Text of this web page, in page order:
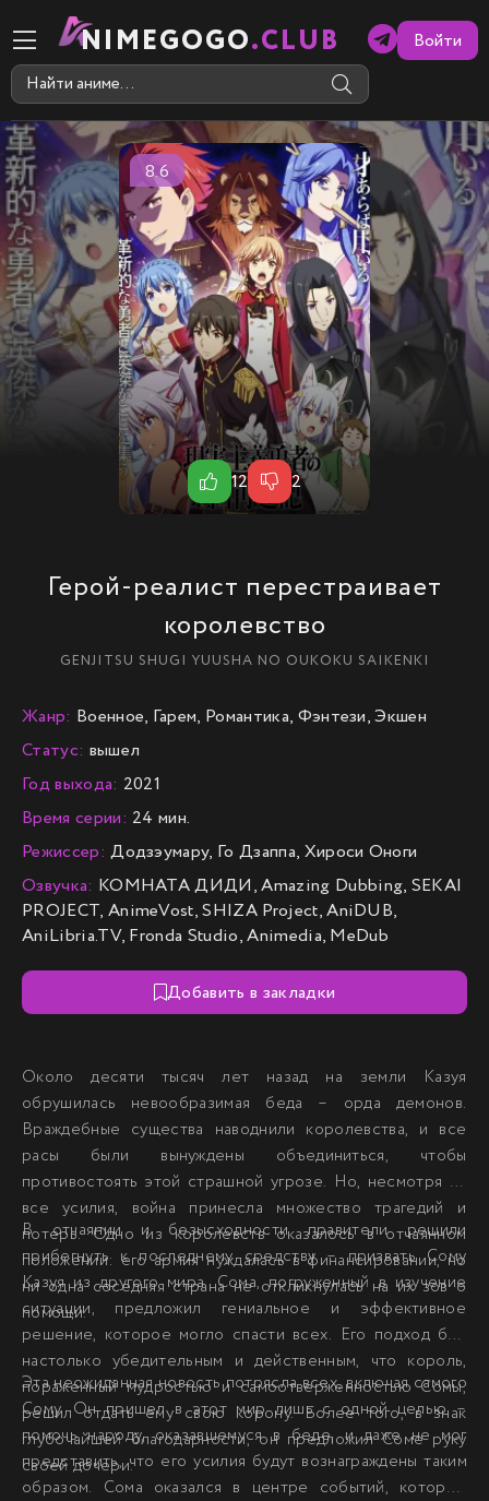
NIMEGOGO.CLUB Войти
Герой-реалист перестраивает
королевство
GENJITSU SHUGI YUUSHA NO OUKOKU SAIKENKI
8.6
12 2
Жанр: Военное, Гарем, Романтика, Фэнтези, Экшен
Статус: вышел
Год выхода: 2021
Время серии: 24 мин.
Режиссер: Додзэумару, Го Дзаппа, Хироси Оноги
Озвучка: КОМНАТА ДИДИ, Amazing Dubbing, SEKAI
PROJECT, AnimeVost, SHIZA Project, AniDUB,
AniLibria.TV, Fronda Studio, Animedia, MeDub
Добавить в закладки
Около десяти тысяч лет назад на земли Казуя
обрушилась невообразимая беда – орда демонов.
Враждебные существа наводнили королевства, и все
расы были вынуждены объединиться, чтобы
противостоять этой страшной угрозе. Но, несмотря на
все усилия, война принесла множество трагедий и
потерь. Одно из королевств оказалось в отчаянном
положении: его армия нуждалась в финансировании, но
ни одна соседняя страна не откликнулась на их зов о
помощи.
В отчаянии и безысходности правители решили
прибегнуть к последнему средству – призвать Сому
Казуя из другого мира. Сома, погруженный в изучение
ситуации, предложил гениальное и эффективное
решение, которое могло спасти всех. Его подход был
настолько убедительным и действенным, что король,
пораженный мудростью и самоотверженностью Сомы,
решил отдать ему свою корону. Более того, в знак
глубочайшей благодарности, он предложил Соме руку
своей дочери.
Эта неожиданная новость потрясла всех, включая самого
Сому. Он пришел в этот мир лишь с одной целью –
помочь народу, оказавшемуся в беде, и даже не мог
представить, что его усилия будут вознаграждены таким
образом. Сома оказался в центре событий, которые